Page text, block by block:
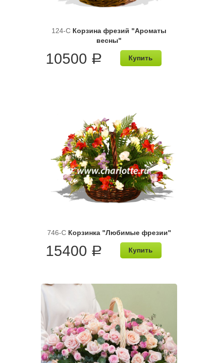
124-C Корзина фрезий "Ароматы
весны"
10500 a Купить
746-C Корзинка "Любимые фрезии"
15400 a Купить